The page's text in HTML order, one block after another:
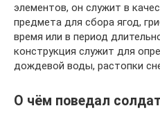
элементов, он служит в
предмета для сбора ягод,
время или в период
конструкция служит для
дождевой воды, растопки
О чём поведал